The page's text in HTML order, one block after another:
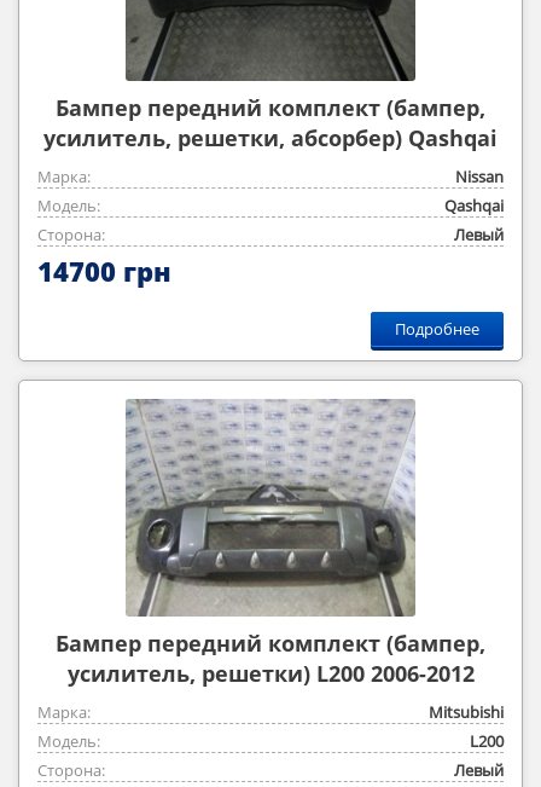
Бампер передний комплект (бампер,
усилитель, решетки, абсорбер) Qashqai
Марка:
Nissan
Модель:
Qashqai
Сторона:
Левый
14700 грн
Подробнее
Бампер передний комплект (бампер,
усилитель, решетки) L200 2006-2012
Марка:
Mitsubishi
Модель:
L200
Сторона:
Левый